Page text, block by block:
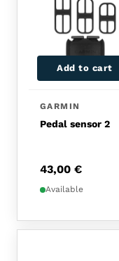
Add to cart
GARMIN
Pedal sensor 2
43,00 €
Available